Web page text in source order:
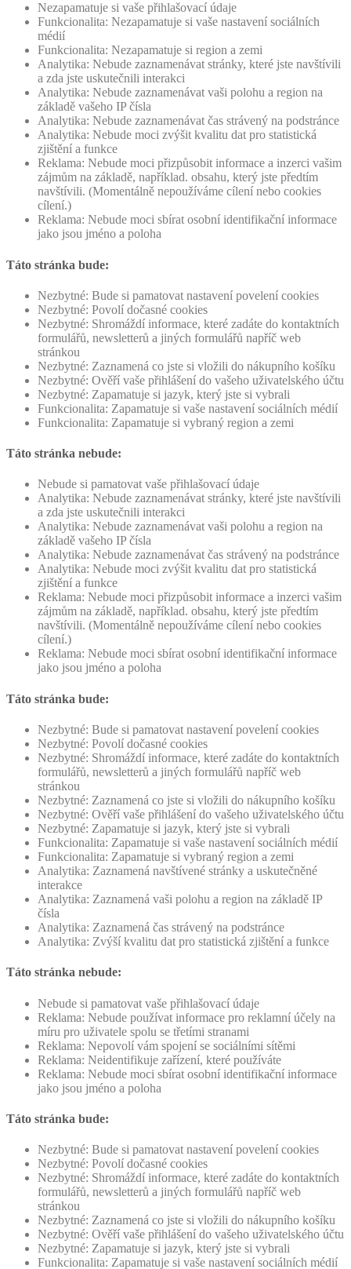
Nezapamatuje si vaše přihlašovací údaje
Funkcionalita: Nezapamatuje si vaše nastavení sociálních
médií
Funkcionalita: Nezapamatuje si region a zemi
Analytika: Nebude zaznamenávat stránky, které jste navštívili
a zda jste uskutečnili interakci
Analytika: Nebude zaznamenávat vaši polohu a region na
základě vašeho IP čísla
Analytika: Nebude zaznamenávat čas strávený na podstránce
Analytika: Nebude moci zvýšit kvalitu dat pro statistická
zjištění a funkce
Reklama: Nebude moci přizpůsobit informace a inzerci vašim
zájmům na základě, například. obsahu, který jste předtím
navštívili. (Momentálně nepoužíváme cílení nebo cookies
cílení.)
Reklama: Nebude moci sbírat osobní identifikační informace
jako jsou jméno a poloha
Táto stránka bude:
Nezbytné: Bude si pamatovat nastavení povelení cookies
Nezbytné: Povolí dočasné cookies
Nezbytné: Shromáždí informace, které zadáte do kontaktních
formulářů, newsletterů a jiných formulářů napříč web
stránkou
Nezbytné: Zaznamená co jste si vložili do nákupního košíku
Nezbytné: Ověří vaše přihlášení do vašeho uživatelského účtu
Nezbytné: Zapamatuje si jazyk, který jste si vybrali
Funkcionalita: Zapamatuje si vaše nastavení sociálních médií
Funkcionalita: Zapamatuje si vybraný region a zemi
Táto stránka nebude:
Nebude si pamatovat vaše přihlašovací údaje
Analytika: Nebude zaznamenávat stránky, které jste navštívili
a zda jste uskutečnili interakci
Analytika: Nebude zaznamenávat vaši polohu a region na
základě vašeho IP čísla
Analytika: Nebude zaznamenávat čas strávený na podstránce
Analytika: Nebude moci zvýšit kvalitu dat pro statistická
zjištění a funkce
Reklama: Nebude moci přizpůsobit informace a inzerci vašim
zájmům na základě, například. obsahu, který jste předtím
navštívili. (Momentálně nepoužíváme cílení nebo cookies
cílení.)
Reklama: Nebude moci sbírat osobní identifikační informace
jako jsou jméno a poloha
Táto stránka bude:
Nezbytné: Bude si pamatovat nastavení povelení cookies
Nezbytné: Povolí dočasné cookies
Nezbytné: Shromáždí informace, které zadáte do kontaktních
formulářů, newsletterů a jiných formulářů napříč web
stránkou
Nezbytné: Zaznamená co jste si vložili do nákupního košíku
Nezbytné: Ověří vaše přihlášení do vašeho uživatelského účtu
Nezbytné: Zapamatuje si jazyk, který jste si vybrali
Funkcionalita: Zapamatuje si vaše nastavení sociálních médií
Funkcionalita: Zapamatuje si vybraný region a zemi
Analytika: Zaznamená navštívené stránky a uskutečněné
interakce
Analytika: Zaznamená vaši polohu a region na základě IP
čísla
Analytika: Zaznamená čas strávený na podstránce
Analytika: Zvýší kvalitu dat pro statistická zjištění a funkce
Táto stránka nebude:
Nebude si pamatovat vaše přihlašovací údaje
Reklama: Nebude používat informace pro reklamní účely na
míru pro uživatele spolu se třetími stranami
Reklama: Nepovolí vám spojení se sociálními sítěmi
Reklama: Neidentifikuje zařízení, které používáte
Reklama: Nebude moci sbírat osobní identifikační informace
jako jsou jméno a poloha
Táto stránka bude:
Nezbytné: Bude si pamatovat nastavení povelení cookies
Nezbytné: Povolí dočasné cookies
Nezbytné: Shromáždí informace, které zadáte do kontaktních
formulářů, newsletterů a jiných formulářů napříč web
stránkou
Nezbytné: Zaznamená co jste si vložili do nákupního košíku
Nezbytné: Ověří vaše přihlášení do vašeho uživatelského účtu
Nezbytné: Zapamatuje si jazyk, který jste si vybrali
Funkcionalita: Zapamatuje si vaše nastavení sociálních médií